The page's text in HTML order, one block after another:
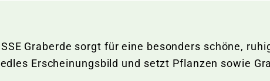
Graberde sorgt für eine besonders schöne,
Erscheinungsbild und setzt Pflanzen sowie